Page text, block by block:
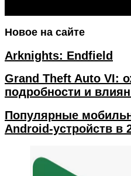
Новое на сайте
Arknights: Endfield
Grand Theft Auto VI:
подробности и
Популярные
Android-устройств в